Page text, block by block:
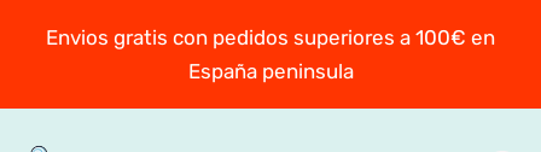
Envios gratis con pedidos superiores a 100€ en
España peninsula